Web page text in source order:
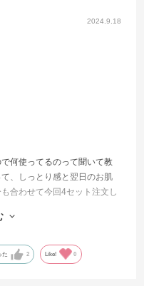
2024.9.18
何使ってるのって聞いて教
、しっとり感と翌日のお肌
合わせて今回4セット注文し
た 2 Like! 0